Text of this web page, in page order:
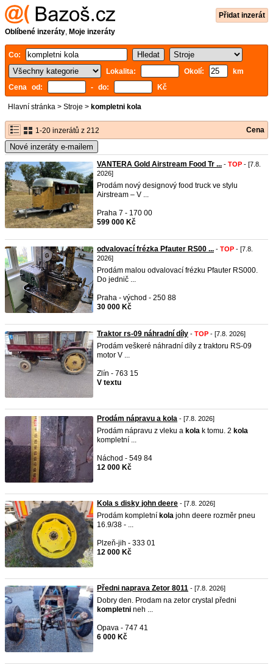
Přidat inzerát
Oblíbené inzeráty, Moje inzeráty
Co:
Lokalita:
Okolí:
km
Cena od:
- do: Kč
Hlavní stránka > Stroje > kompletni kola
1-20 inzerátů z 212 Cena
Nové inzeráty e-mailem
VANTERA Gold Airstream Food Tr ... - TOP - [7.8.
2026]
Prodám nový designový food truck ve stylu
Airstream – V ...
Praha 7 - 170 00
599 000 Kč
odvalovací frézka Pfauter RS00 ... - TOP - [7.8.
2026]
Prodám malou odvalovací frézku Pfauter RS000.
Do jednič ...
Praha - východ - 250 88
30 000 Kč
Traktor rs-09 náhradní díly - TOP - [7.8. 2026]
Prodám veškeré náhradní díly z traktoru RS-09
motor V ...
Zlín - 763 15
V textu
Prodám nápravu a kola - [7.8. 2026]
Prodám nápravu z vleku a kola k tomu. 2 kola
kompletní ...
Náchod - 549 84
12 000 Kč
Kola s disky john deere - [7.8. 2026]
Prodám kompletní kola john deere rozměr pneu
16.9/38 - ...
Plzeň-jih - 333 01
12 000 Kč
Předni naprava Zetor 8011 - [7.8. 2026]
Dobry den. Prodam na zetor crystal předni
kompletni neh ...
Opava - 747 41
6 000 Kč